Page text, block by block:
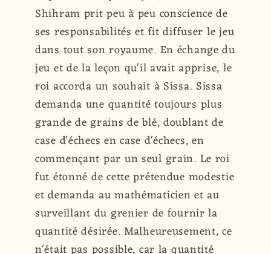
Shihram prit peu à peu conscience de
ses responsabilités et fit diffuser le jeu
dans tout son royaume. En échange du
jeu et de la leçon qu'il avait apprise, le
roi accorda un souhait à Sissa. Sissa
demanda une quantité toujours plus
grande de grains de blé, doublant de
case d'échecs en case d'échecs, en
commençant par un seul grain. Le roi
fut étonné de cette prétendue modestie
et demanda au mathématicien et au
surveillant du grenier de fournir la
quantité désirée. Malheureusement, ce
n'était pas possible, car la quantité